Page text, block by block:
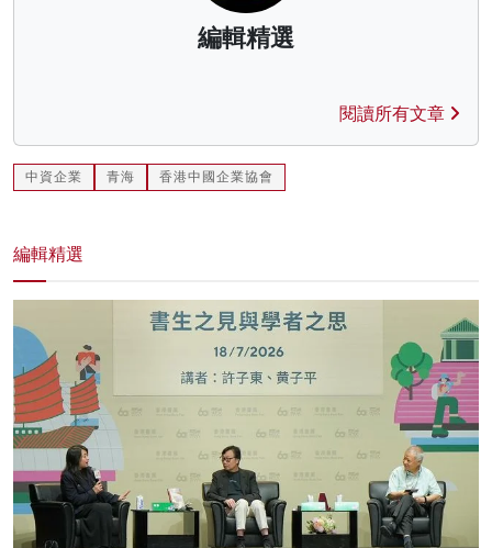
編輯精選
閱讀所有文章
中資企業 青海 香港中國企業協會
編輯精選